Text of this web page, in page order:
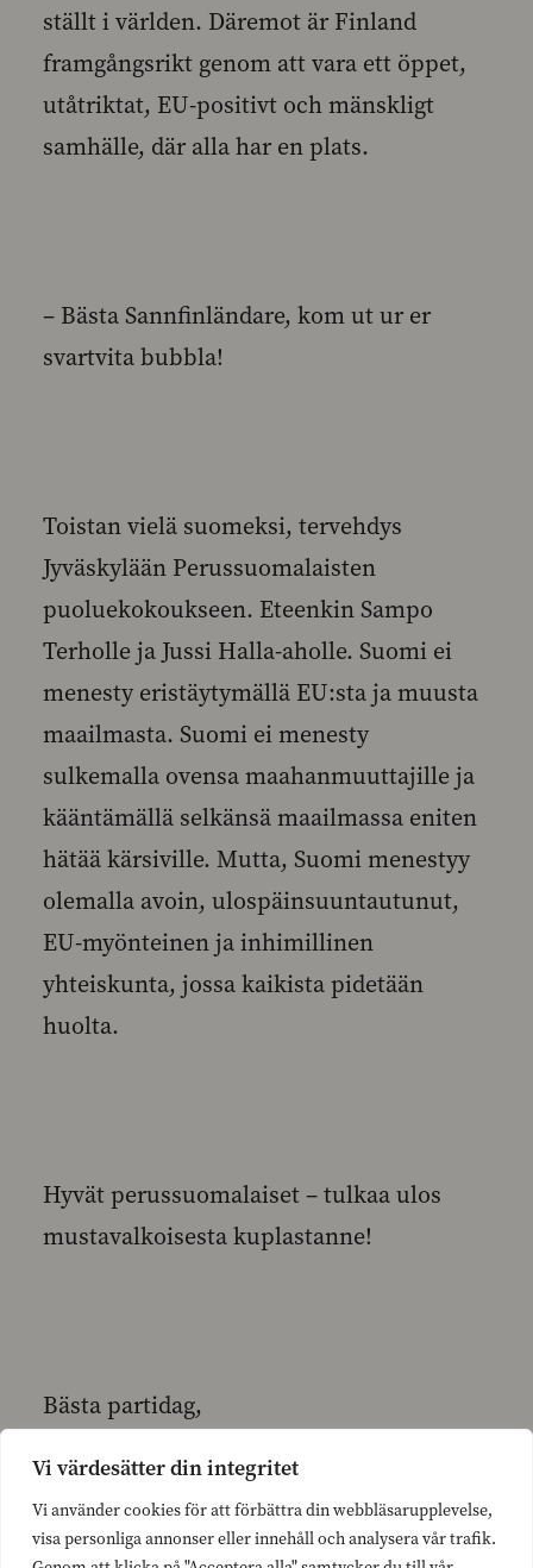
Vi värdesätter din integritet
Vi använder cookies för att förbättra din webbläsarupplevelse,
visa personliga annonser eller innehåll och analysera vår trafik.
ställt i världen. Däremot är Finland
framgångsrikt genom att vara ett öppet,
utåtriktat, EU-positivt och mänskligt
samhälle, där alla har en plats.
– Bästa Sannfinländare, kom ut ur er
svartvita bubbla!
Toistan vielä suomeksi, tervehdys
Jyväskylään Perussuomalaisten
puoluekokoukseen. Eteenkin Sampo
Terholle ja Jussi Halla-aholle. Suomi ei
menesty eristäytymällä EU:sta ja muusta
maailmasta. Suomi ei menesty
sulkemalla ovensa maahanmuuttajille ja
kääntämällä selkänsä maailmassa eniten
hätää kärsiville. Mutta, Suomi menestyy
olemalla avoin, ulospäinsuuntautunut,
EU-myönteinen ja inhimillinen
yhteiskunta, jossa kaikista pidetään
huolta.
Hyvät perussuomalaiset – tulkaa ulos
mustavalkoisesta kuplastanne!
Bästa partidag,
Låt mig säga med all tydlighet – vi
behöver en vårdreform. Men inte vilken